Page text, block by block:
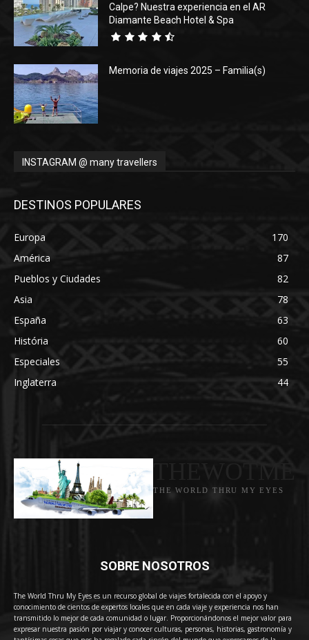
Calpe? Nuestra experiencia en el AR
Diamante Beach Hotel & Spa
Memoria de viajes 2025 – Familia(s)
INSTAGRAM @ many travellers
DESTINOS POPULARES
Europa
170
América
87
Pueblos y Ciudades
82
Asia
78
España
63
História
60
Especiales
55
Inglaterra
44
THE WORLD THRU MY EYES
SOBRE NOSOTROS
The World Thru My Eyes es un recurso global de viajes fortalecida con el apoyo y
conocimiento de cientos de expertos locales que en cada viaje y experiencia nos han
transmitido lo mejor de cada comunidad o lugar. Proporcionándonos el mejor valor para
expresar nuestra pasión por viajar y conocer culturas, personas, historias, gastronomía y